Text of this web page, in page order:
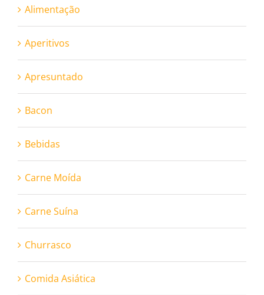
Alimentação
Aperitivos
Apresuntado
Bacon
Bebidas
Carne Moída
Carne Suína
Churrasco
Comida Asiática